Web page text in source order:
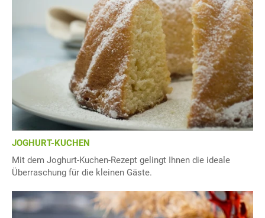
JOGHURT-KUCHEN
Mit dem Joghurt-Kuchen-Rezept gelingt Ihnen die ideale
Überraschung für die kleinen Gäste.